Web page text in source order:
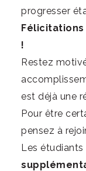
progresser
!
Restez
est déjà une
Pour être
pensez à
Les